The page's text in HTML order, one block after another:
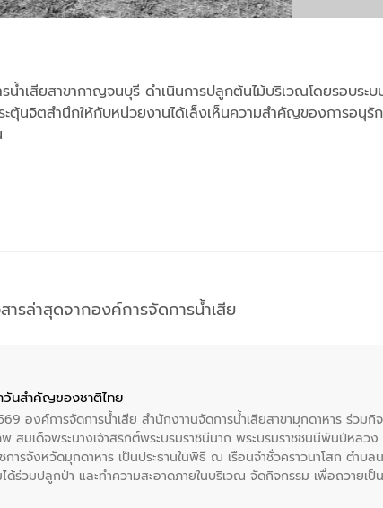
เสียสาขากาญจนบุรี ดำเนินการปลูกต้นไม้บริเวณโดยรอบระ
ะตุ้นจิตสำนึกให้กับหน่วยงานได้เล็งเห็นความสำคัญของการอนุ
ารล่าสุดจากองค์การจัดการน้ำเสีย
นสําคัญของชาติไทย
องค์การจัดการน้ำเสีย สำนักงาานจัดการน้ำเสียสาขามุกดาหาร ร่ว
สมเด็จพระนางเจ้าสิริกิติ์พระบรมราชินีนาถ พระบรมราชชนนีพันปีหลว
ารจังหวัดมุกดาหาร เป็นประธานในพิธี ณ เรือนจําชั่วคราวนาโสก ตําบล
ด้ร่วมปลูกป่า และทําความสะอาดภายในบริเวณ จัดกิจกรรม เพื่อถวายเป็
มราชชนนีพันปีหลวง พร้อมถวายสัจปฏิญาณ ทำความดีด้วยหัวใจ